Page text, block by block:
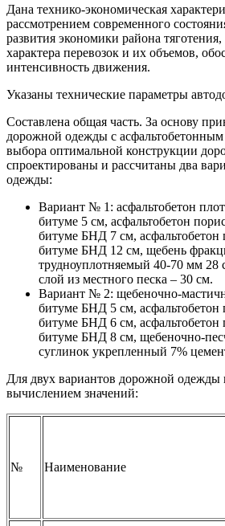
Дана технико-экономическая
рассмотрением современного
развития экономики района
характера перевозок и их объемов,
интенсивность движения.
Указаны технические параметры
Составлена общая часть. За основу
дорожной одежды с
выбора оптимальной конструкции
спроектированы и рассчитаны два
одежды:
Вариант № 1: асфальтобетон
битуме 5 см, асфальтобетон
битуме БНД 7 см, асфальтобетон
битуме БНД 12 см, щебень
трудноуплотняемый 40-70 мм
слой из местного песка – 30 см.
Вариант № 2: щебеночно-
битуме БНД 5 см, асфальтобетон
битуме БНД 6 см, асфальтобетон
битуме БНД 8 см, щебеночно-
суглинок укрепленный 7%
Для двух вариантов дорожной одежды
вычислением значений:
№ Наименование